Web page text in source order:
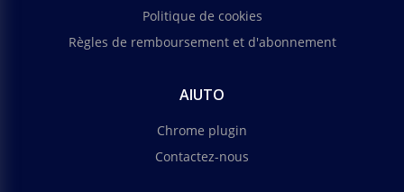
Politique de cookies
Règles de remboursement et d'abonnement
AIUTO
Chrome plugin
Contactez-nous